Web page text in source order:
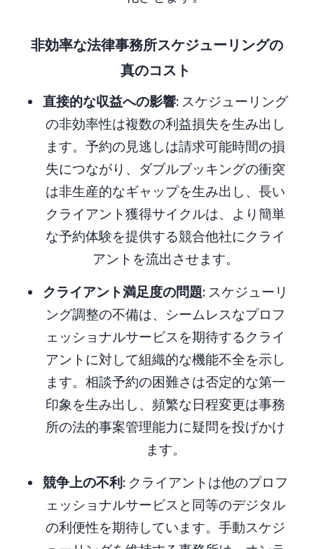
非効率な法律事務所スケジューリングの
真のコスト
直接的な収益への影響: スケジューリング
の非効率性は複数の利益損失を生み出し
ます。予約の見逃しは請求可能時間の損
失につながり、ダブルブッキングの衝突
は非生産的なギャップを生み出し、長い
クライアント獲得サイクルは、より簡単
な予約体験を提供する競合他社にクライ
アントを流出させます。
クライアント満足度の問題: スケジューリ
ング調整の不備は、シームレスなプロフ
ェッショナルサービスを期待するクライ
アントに対して組織的な機能不全を示し
ます。相談予約の困難さは否定的な第一
印象を生み出し、頻繁な日程変更は事務
所の法的事案管理能力に疑問を投げかけ
ます。
競争上の不利: クライアントは他のプロフ
ェッショナルサービスと同等のデジタル
の利便性を期待しています。手動スケジ